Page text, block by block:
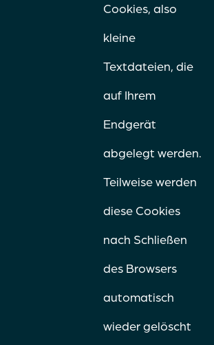
Cookies, also
kleine
Textdateien, die
auf Ihrem
Endgerät
abgelegt werden.
Teilweise werden
diese Cookies
nach Schließen
des Browsers
automatisch
wieder gelöscht